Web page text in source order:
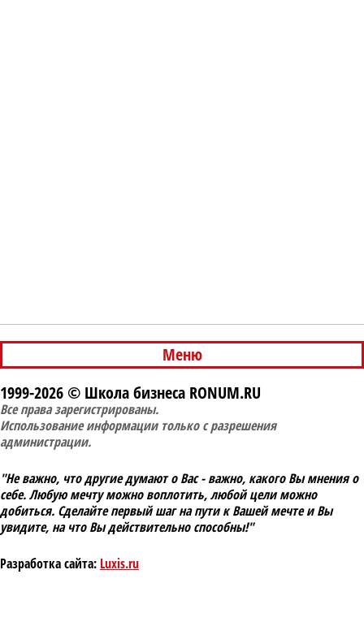
Меню
1999-2026 © Школа бизнеса RONUM.RU
Все права зарегистрированы.
Использование информации только с разрешения
администрации.
"Не важно, что другие думают о Вас - важно, какого Вы мнения о
себе. Любую мечту можно воплотить, любой цели можно
добиться. Сделайте первый шаг на пути к Вашей мечте и Вы
увидите, на что Вы действительно способны!"
Разработка сайта: Luxis.ru